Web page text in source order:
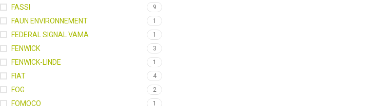
FASSI 9
FAUN ENVIRONNEMENT 1
FEDERAL SIGNAL VAMA 1
FENWICK 3
FENWICK-LINDE 1
FIAT 4
FOG 2
FOMOCO 1